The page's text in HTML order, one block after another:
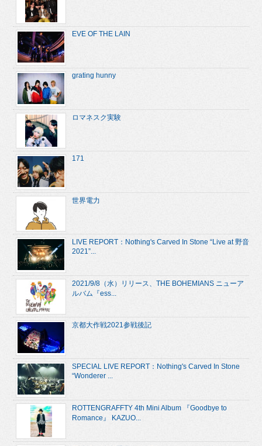
EVE OF THE LAIN
grating hunny
ロマネスク実験
171
世界電力
LIVE REPORT：Nothing's Carved In Stone “Live at 野音
2021”...
2021/9/8（水）リリース、THE BOHEMIANS ニューア
ルバム『ess...
京都大作戦2021参戦後記
SPECIAL LIVE REPORT：Nothing's Carved In Stone
“Wonderer ...
ROTTENGRAFFTY 4th Mini Album 『Goodbye to
Romance』 KAZUO...